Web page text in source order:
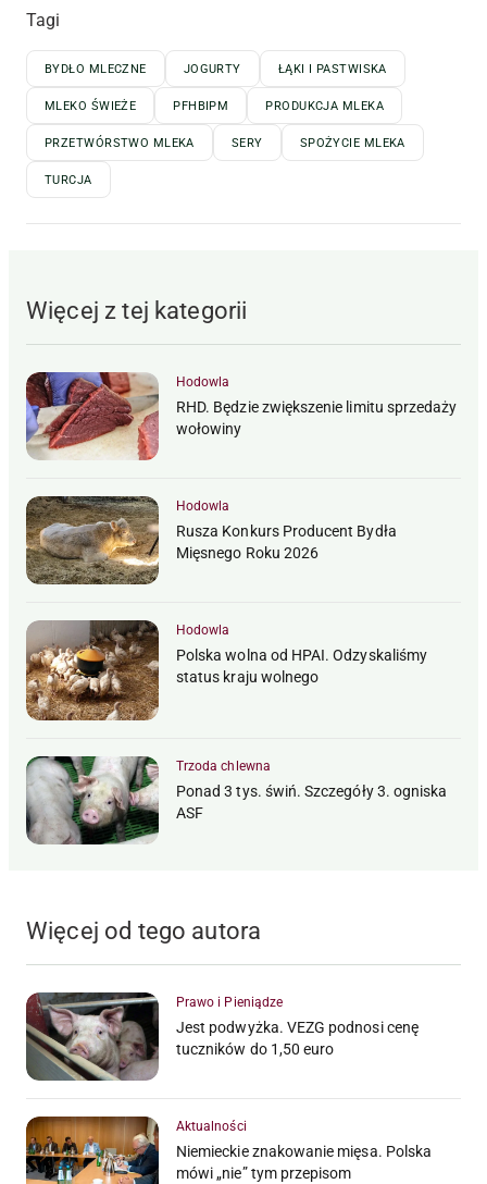
Tagi
BYDŁO MLECZNE JOGURTY ŁĄKI I PASTWISKA
MLEKO ŚWIEŻE PFHBIPM PRODUKCJA MLEKA
PRZETWÓRSTWO MLEKA SERY SPOŻYCIE MLEKA
TURCJA
Więcej z tej kategorii
Hodowla
RHD. Będzie zwiększenie limitu sprzedaży
wołowiny
Hodowla
Rusza Konkurs Producent Bydła
Mięsnego Roku 2026
Hodowla
Polska wolna od HPAI. Odzyskaliśmy
status kraju wolnego
Trzoda chlewna
Ponad 3 tys. świń. Szczegóły 3. ogniska
ASF
Więcej od tego autora
Prawo i Pieniądze
Jest podwyżka. VEZG podnosi cenę
tuczników do 1,50 euro
Aktualności
Niemieckie znakowanie mięsa. Polska
mówi „nie” tym przepisom